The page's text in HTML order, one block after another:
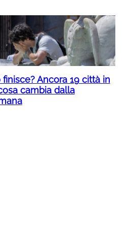
Ancora 19 città in
cambia dalla